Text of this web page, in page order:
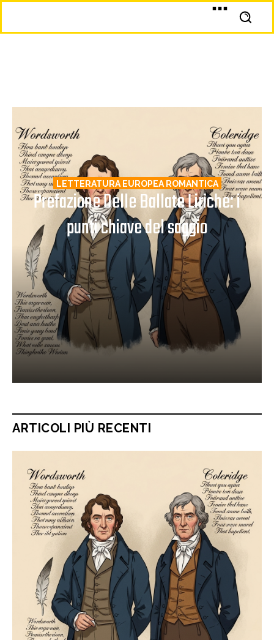
LETTERATURA EUROPEA ROMANTICA
Prefazione Delle Ballate Liriche: i
punti chiave del saggio
ARTICOLI PIÙ RECENTI